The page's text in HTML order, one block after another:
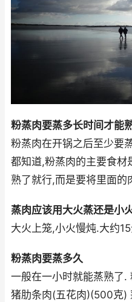
粉蒸肉要蒸多长时间才能
粉蒸肉在开锅之后至少要
都知道,粉蒸肉的主要食材
熟了就行,而是要将里面
蒸肉应该用大火蒸还是小
大火上笼,小火慢炖.大约
粉蒸肉要蒸多久
一般在一小时就能蒸熟了.
猪肋条肉(五花肉)(500克)